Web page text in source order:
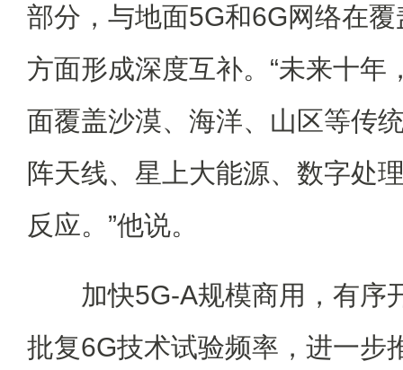
部分，与地面5G和6G网络在
方面形成深度互补。“未来十年
面覆盖沙漠、海洋、山区等传
阵天线、星上大能源、数字处
反应。”他说。
加快5G-A规模商用，有序
批复6G技术试验频率，进一步